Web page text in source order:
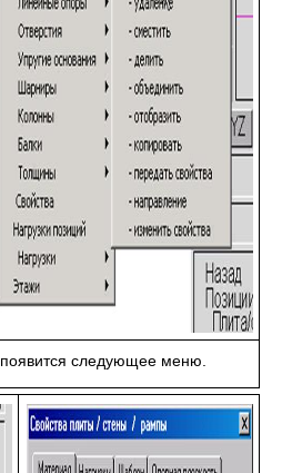
появится следующее меню.